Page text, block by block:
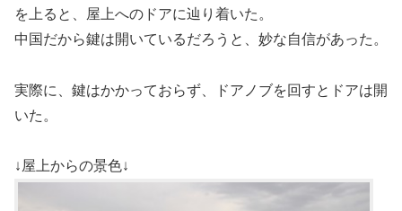
を上ると、屋上へのドアに辿り着いた。
中国だから鍵は開いているだろうと、妙な自信があった。
実際に、鍵はかかっておらず、ドアノブを回すとドアは開
いた。
↓屋上からの景色↓